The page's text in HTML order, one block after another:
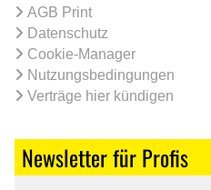
AGB Print
Datenschutz
Cookie-Manager
Nutzungsbedingungen
Verträge hier kündigen
Newsletter für Profis